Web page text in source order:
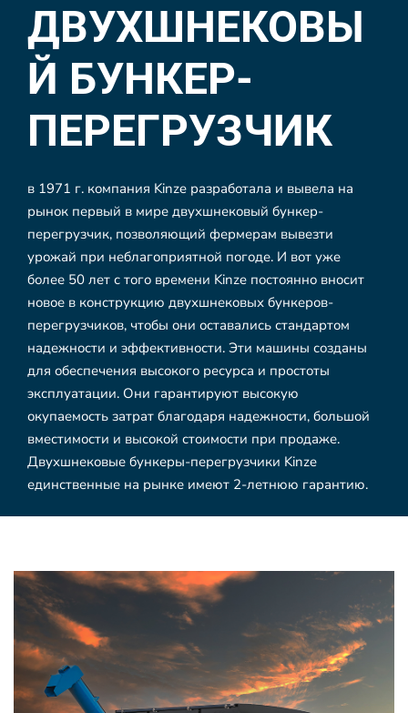
ДВУХШНЕКОВЫ
Й БУНКЕР-
ПЕРЕГРУЗЧИК
в 1971 г. компания Kinze разработала и вывела на
рынок первый в мире двухшнековый бункер-
перегрузчик, позволяющий фермерам вывезти
урожай при неблагоприятной погоде. И вот уже
более 50 лет с того времени Kinze постоянно вносит
новое в конструкцию двухшнековых бункеров-
перегрузчиков, чтобы они оставались стандартом
надежности и эффективности. Эти машины созданы
для обеспечения высокого ресурса и простоты
эксплуатации. Они гарантируют высокую
окупаемость затрат благодаря надежности, большой
вместимости и высокой стоимости при продаже.
Двухшнековые бункеры-перегрузчики Kinze
единственные на рынке имеют 2-летнюю гарантию.